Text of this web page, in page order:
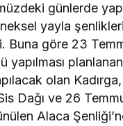
günlerde
yayla
Buna göre 23
yapılması
olan
Dağı ve 26
Alaca